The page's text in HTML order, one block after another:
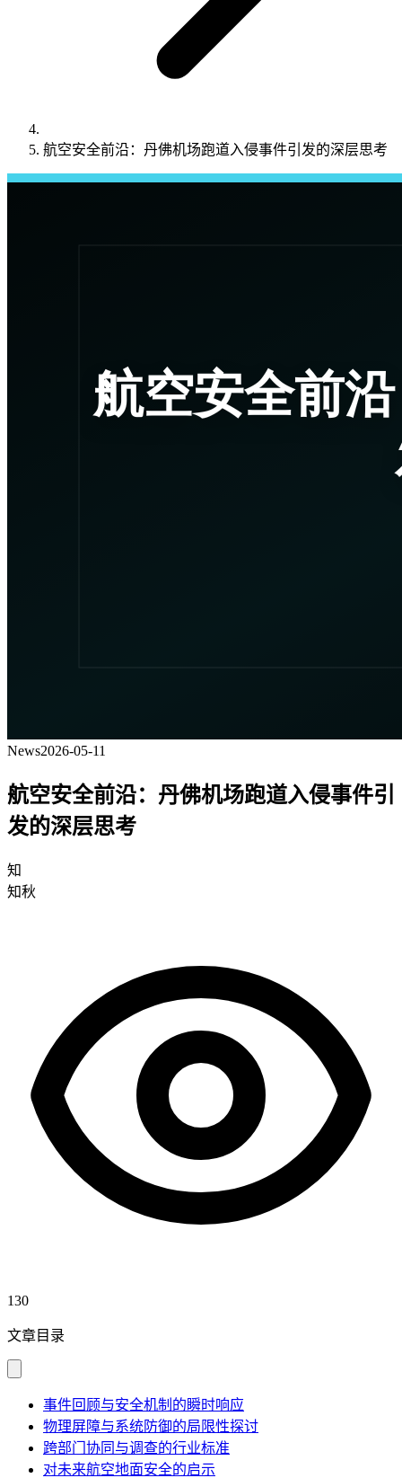
航空安全前沿：丹佛机场跑道入侵事件引发的深层思考
News2026-05-11
航空安全前沿：丹佛机场跑道入侵事件引
发的深层思考
知
知秋
130
文章目录
事件回顾与安全机制的瞬时响应
物理屏障与系统防御的局限性探讨
跨部门协同与调查的行业标准
对未来航空地面安全的启示